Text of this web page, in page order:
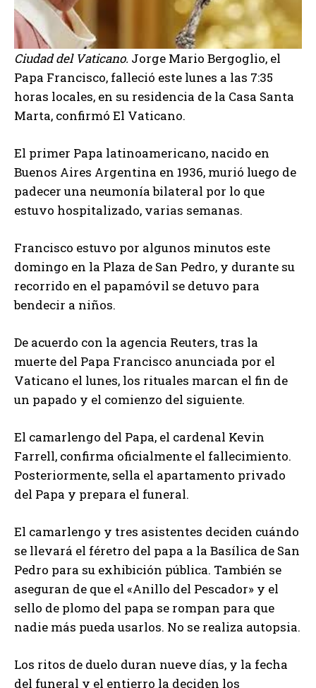
Ciudad del Vaticano. Jorge Mario Bergoglio, el
Papa Francisco, falleció este lunes a las 7:35
horas locales, en su residencia de la Casa Santa
Marta, confirmó El Vaticano.
El primer Papa latinoamericano, nacido en
Buenos Aires Argentina en 1936, murió luego de
padecer una neumonía bilateral por lo que
estuvo hospitalizado, varias semanas.
Francisco estuvo por algunos minutos este
domingo en la Plaza de San Pedro, y durante su
recorrido en el papamóvil se detuvo para
bendecir a niños.
De acuerdo con la agencia Reuters, tras la
muerte del Papa Francisco anunciada por el
Vaticano el lunes, los rituales marcan el fin de
un papado y el comienzo del siguiente.
El camarlengo del Papa, el cardenal Kevin
Farrell, confirma oficialmente el fallecimiento.
Posteriormente, sella el apartamento privado
del Papa y prepara el funeral.
El camarlengo y tres asistentes deciden cuándo
se llevará el féretro del papa a la Basílica de San
Pedro para su exhibición pública. También se
aseguran de que el «Anillo del Pescador» y el
sello de plomo del papa se rompan para que
nadie más pueda usarlos. No se realiza autopsia.
Los ritos de duelo duran nueve días, y la fecha
del funeral y el entierro la deciden los